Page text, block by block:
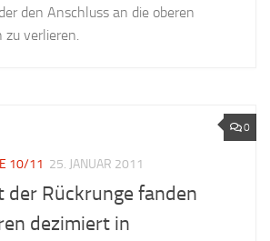
den Anschluss an die oberen
zu verlieren.
0
10/11 25. JANUAR 2011
der Rückrunge fanden
dezimiert in